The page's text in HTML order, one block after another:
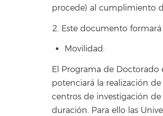
procede) al cumplimiento
2. Este documento
Movilidad:
El Programa de Doctorado
potenciará la realización
centros de investigación
duración. Para ello las